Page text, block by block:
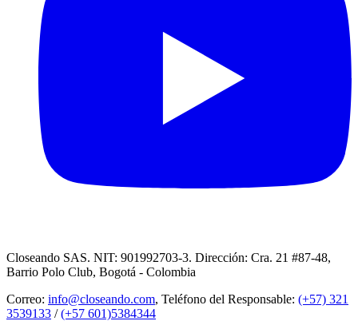
Closeando SAS. NIT: 901992703-3. Dirección: Cra. 21 #87-48,
Barrio Polo Club, Bogotá - Colombia
Correo: info@closeando.com, Teléfono del Responsable: (+57) 321
3539133 /(+57 601)5384344